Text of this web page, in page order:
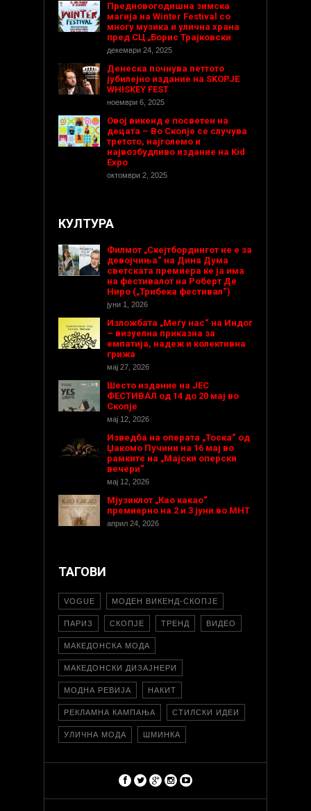
Предновогодишнa зимска
магија на Winter Festival со
многу музика и улична храна
пред СЦ „Борис Трајковски
декември 24, 2025
Денеска почнува петтото
јубилејно издание на SKOPJE
WHISKEY FEST
ноември 6, 2025
Овој викенд е посветен на
децата – Во Скопје се случува
третото, најголемо и
највозбудливо издание на Kid
Expo
октомври 2, 2025
КУЛТУРА
Филмот „Скејтбордингот не е за
девојчиња“ на Дина Дума
светската премиера ќе ја има
на фестивалот на Роберт Де
Ниро („Трибека фестивал“)
јуни 1, 2026
Изложбата „Меѓу нас“ на Индог
– визуелна приказна за
емпатија, надеж и колективна
грижа
мај 27, 2026
Шесто издание на ЈЕС
ФЕСТИВАЛ од 14 до 20 мај во
Скопје
мај 12, 2026
Изведба на операта „Тоска“ од
Џакомо Пучини на 16 мај во
рамките на „Мајски оперски
вечери“
мај 12, 2026
Мјузиклот „Као какао“
премиерно на 2 и 3 јуни во МНТ
април 24, 2026
ТАГОВИ
VOGUE МОДЕН ВИКЕНД-СКОПЈЕ
ПАРИЗ СКОПЈЕ ТРЕНД ВИДЕО
МАКЕДОНСКА МОДА
МАКЕДОНСКИ ДИЗАЈНЕРИ
МОДНА РЕВИЈА НАКИТ
РЕКЛАМНА КАМПАЊА СТИЛСКИ ИДЕИ
УЛИЧНА МОДА ШМИНКА